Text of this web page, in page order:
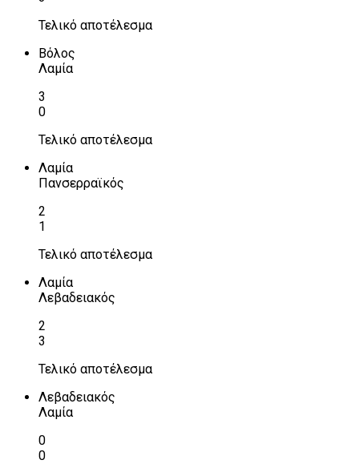
Τελικό αποτέλεσμα
Βόλος
Λαμία
3
0
Τελικό αποτέλεσμα
Λαμία
Πανσερραϊκός
2
1
Τελικό αποτέλεσμα
Λαμία
Λεβαδειακός
2
3
Τελικό αποτέλεσμα
Λεβαδειακός
Λαμία
0
0